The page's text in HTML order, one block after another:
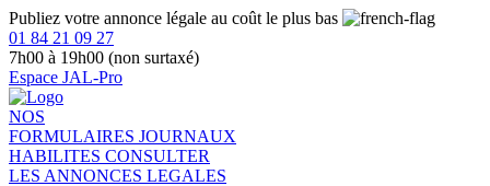
Publiez votre annonce légale au coût le plus bas
01 84 21 09 27
7h00 à 19h00 (non surtaxé)
Espace JAL-Pro
NOS
FORMULAIRES JOURNAUX
HABILITES CONSULTER
LES ANNONCES LEGALES